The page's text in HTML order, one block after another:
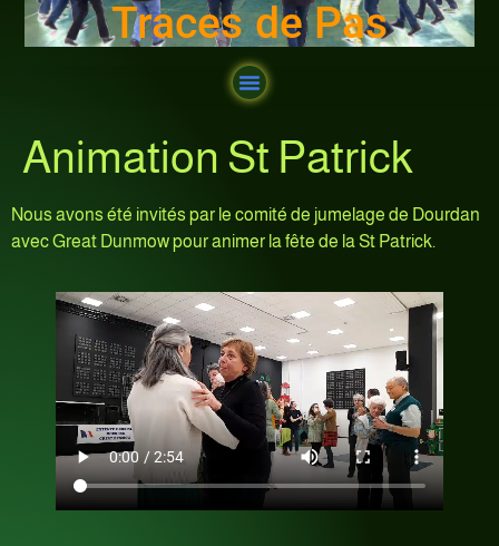
Traces de Pas
Animation St Patrick
Nous avons été invités par le comité de jumelage de Dourdan
avec Great Dunmow pour animer la fête de la St Patrick.